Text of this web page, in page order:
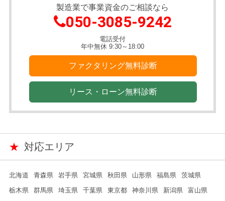
製造業で事業資金のご相談なら
050-3085-9242
電話受付
年中無休 9:30～18:00
ファクタリング無料診断
リース・ローン無料診断
★ 対応エリア
北海道 青森県 岩手県 宮城県 秋田県 山形県 福島県
茨城県
栃木県
群馬県 埼玉県 千葉県 東京都 神奈川県 新潟県
富山県